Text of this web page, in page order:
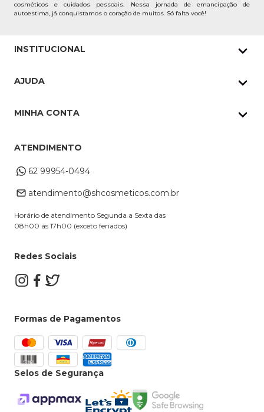
cosméticos e cuidados pessoais. Nessa jornada de emancipação de
autoestima, já conquistamos o coração de muitos. Só falta você!
INSTITUCIONAL
Pedidos Whatsapp
Cupons
AJUDA
Troca e Devoluções
Dúvidas Frequentes
MINHA CONTA
Alterar Cadastro
ATENDIMENTO
62 99954-0494
atendimento@shcosmeticos.com.br
Horário de atendimento Segunda a Sexta das
08h00 às 17h00 (exceto feriados)
Redes Sociais
Formas de Pagamentos
Selos de Segurança